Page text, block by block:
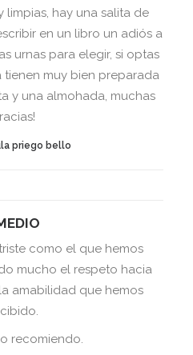
limpias, hay una salita de
en un libro un adiós a
urnas para elegir, si optas
tienen muy bien preparada
y una almohada, muchas
priego bello
como el que hemos
mucho el respeto hacia
amabilidad que hemos
recomiendo.